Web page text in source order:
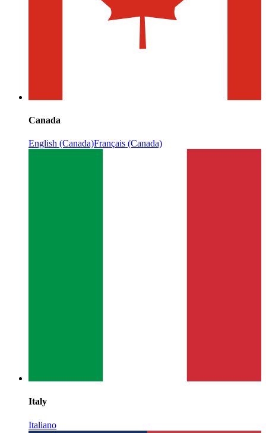
Canada
English (Canada)Français (Canada)
Italy
Italiano